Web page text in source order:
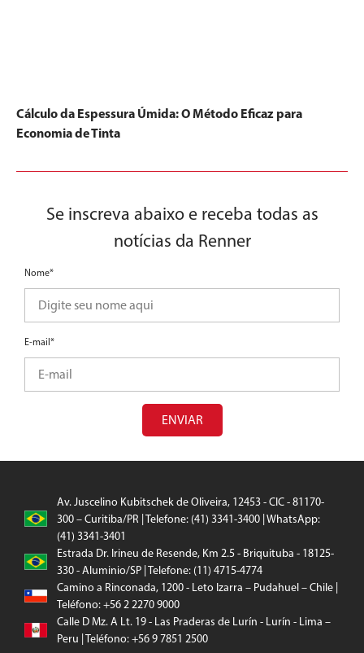
Cálculo da Espessura Úmida: O Método Eficaz para
Economia de Tinta
Se inscreva abaixo e receba todas as
notícias da Renner
Nome*
E-mail*
ENVIAR
Av. Juscelino Kubitschek de Oliveira, 12453 - CIC - 81170-
300 – Curitiba/PR | Telefone: (41) 3341-3400 | WhatsApp:
(41) 3341-3401
Estrada Dr. Irineu de Resende, Km 2.5 - Briquituba - 18125-
330 - Aluminio/SP | Telefone: (11) 4715-4774
Camino a Rinconada, 1200 - Leto Izarra – Pudahuel – Chile |
Teléfono: +56 2 2270 9000
Calle D Mz. A Lt. 19 - Las Praderas de Lurín - Lurín - Lima –
Peru | Teléfono: +56 9 7851 2500